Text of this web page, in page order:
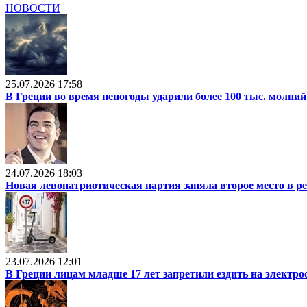
НОВОСТИ
25.07.2026 17:58
В Греции во время непогоды ударили более 100 тыс. молний
24.07.2026 18:03
Новая левопатриотическая партия заняла второе место в
23.07.2026 12:01
В Греции лицам младше 17 лет запретили ездить на